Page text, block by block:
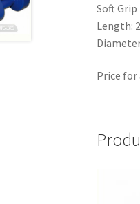
Soft
Length:
Price for